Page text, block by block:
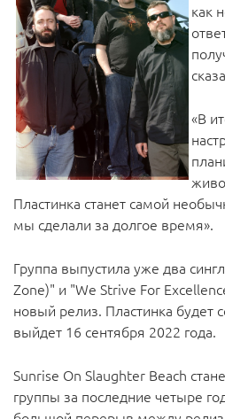
как
«В
Пластинка станет самой
мы сделали за долгое время».
Группа выпустила уже два
Zone)" и "We Strive For
новый релиз. Пластинка будет
выйдет 16 сентября 2022 года.
Sunrise On Slaughter Beach
группы за последние четыре